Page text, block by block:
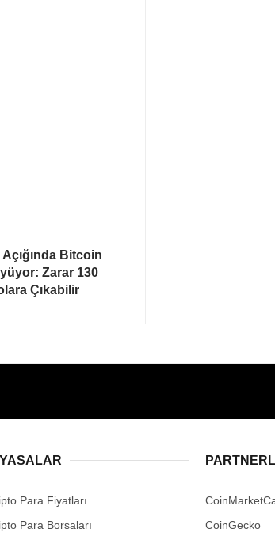
Bitcoin
Zarar 130
Çıkabilir
Para Fiyatları
Para Borsaları
CoinGecko